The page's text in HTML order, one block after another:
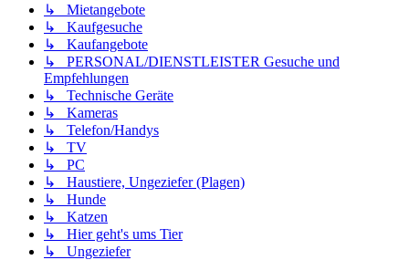
↳ Mietangebote
↳ Kaufgesuche
↳ Kaufangebote
↳ PERSONAL/DIENSTLEISTER Gesuche und
Empfehlungen
↳ Technische Geräte
↳ Kameras
↳ Telefon/Handys
↳ TV
↳ PC
↳ Haustiere, Ungeziefer (Plagen)
↳ Hunde
↳ Katzen
↳ Hier geht's ums Tier
↳ Ungeziefer